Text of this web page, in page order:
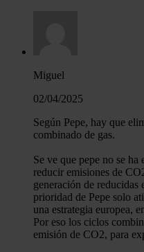
Miguel
02/04/2025
Según Pepe, hay que
combinado de gas.
Se ve que pepe no se
reducir emisiones de
generación de
prioridad de Pepe solo
una estrategia europea,
Por eso los ciclos
emisión de CO2, para